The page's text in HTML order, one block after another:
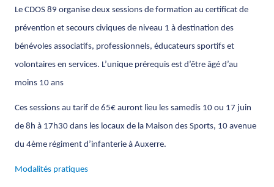
Le CDOS 89 organise deux sessions de formation au certificat de
prévention et secours civiques de niveau 1 à destination des
bénévoles associatifs, professionnels, éducateurs sportifs et
volontaires en services. L’unique prérequis est d’être âgé d’au
moins 10 ans
Ces sessions au tarif de 65€ auront lieu les samedis 10 ou 17 juin
de 8h à 17h30 dans les locaux de la Maison des Sports, 10 avenue
du 4ème régiment d’infanterie à Auxerre.
Modalités pratiques